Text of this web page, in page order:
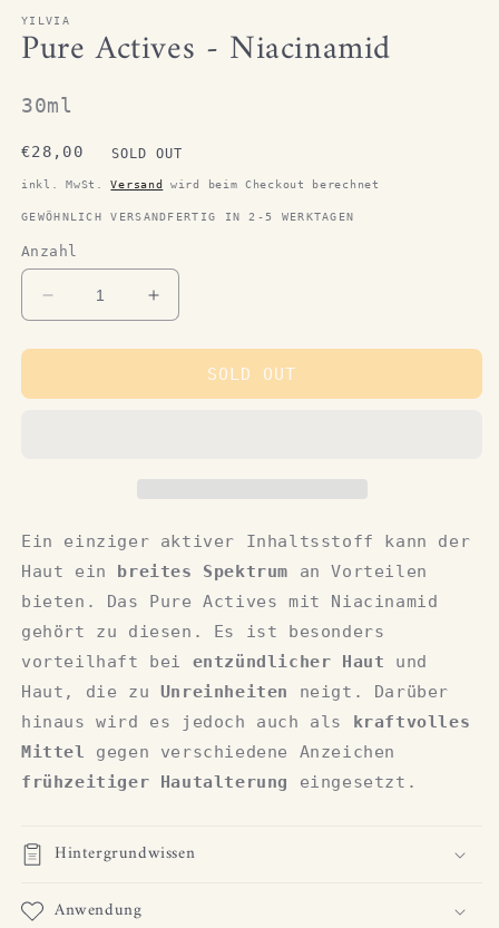
YILVIA
Pure Actives - Niacinamid
30ml
Normaler
€28,00 SOLD OUT
inkl. MwSt.Versand wird beim Checkout berechnet
GEWÖHNLICH VERSANDFERTIG IN 2-5 WERKTAGEN
Anzahl
Verringere
die
Menge
Pure
Erhöhe
die
Menge
Pure
SOLD OUT
Ein einziger aktiver Inhaltsstoff kann der
Haut ein
breites Spektrum an Vorteilen
bieten. Das Pure Actives mit Niacinamid
gehört zu diesen. Es ist besonders
vorteilhaft bei entzündlicher Haut und
Haut, die zu Unreinheiten
neigt. Darüber
hinaus wird es jedoch auch als kraftvolles
Mittel gegen verschiedene Anzeichen
frühzeitiger Hautalterung eingesetzt.
Hintergrundwissen
Anwendung